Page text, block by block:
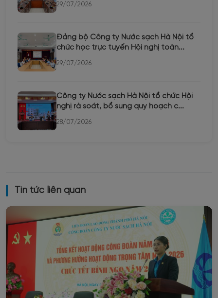
29/07/2026
Đảng bộ Công ty Nước sạch Hà Nội tổ
chức học trực tuyến Hội nghị toàn...
29/07/2026
Công ty Nước sạch Hà Nội tổ chức Hội
nghị rà soát, bổ sung quy hoạch c...
28/07/2026
Tin tức liên quan